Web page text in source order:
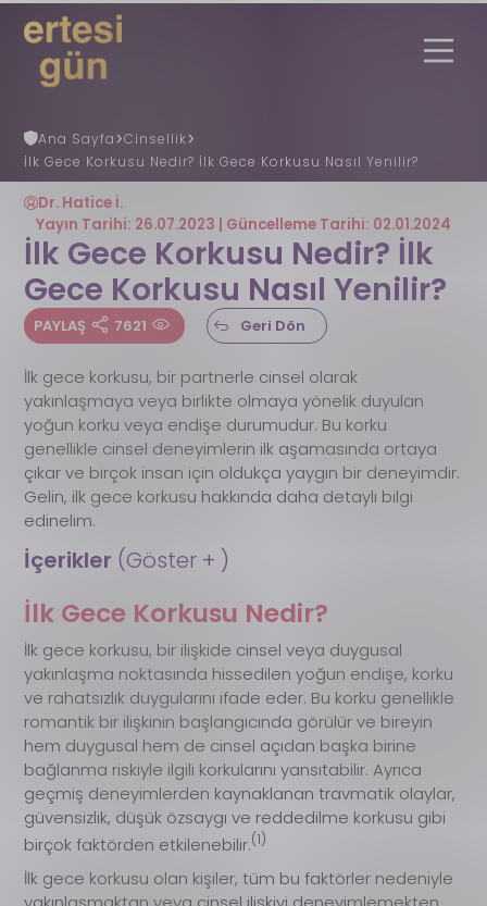
Ana Sayfa
Cinsellik
İlk Gece Korkusu Nedir? İlk Gece Korkusu Nasıl Yenilir?
Uzmana Danış Nöbetçi Eczane
Ertesi GünNedir?
Ertesi Gün Rehberi
Faydalı Bilgiler
REGL (ADET) GÜNÜ HESAPLAMA
Gebelik Hesaplama
S.S.S
İletişim
Dr. Hatice İ.
Yayın Tarihi: 26.07.2023 | Güncelleme Tarihi: 02.01.2024
İlk Gece Korkusu Nedir? İlk
Gece Korkusu Nasıl Yenilir?
PAYLAŞ 7621 Geri Dön
İlk gece korkusu, bir partnerle cinsel olarak
yakınlaşmaya veya birlikte olmaya yönelik duyulan
yoğun korku veya endişe durumudur. Bu korku
genellikle cinsel deneyimlerin ilk aşamasında ortaya
çıkar ve birçok insan için oldukça yaygın bir deneyimdir.
Gelin, ilk gece korkusu hakkında daha detaylı bilgi
edinelim.
İçerikler (Göster + )
İlk Gece Korkusu Nedir?
İlk gece korkusu, bir ilişkide cinsel veya duygusal
yakınlaşma noktasında hissedilen yoğun endişe, korku
ve rahatsızlık duygularını ifade eder. Bu korku genellikle
romantik bir ilişkinin başlangıcında görülür ve bireyin
hem duygusal hem de cinsel açıdan başka birine
bağlanma riskiyle ilgili korkularını yansıtabilir. Ayrıca
geçmiş deneyimlerden kaynaklanan travmatik olaylar,
güvensizlik, düşük özsaygı ve reddedilme korkusu gibi
birçok faktörden etkilenebilir.(1)
İlk gece korkusu olan kişiler, tüm bu faktörler nedeniyle